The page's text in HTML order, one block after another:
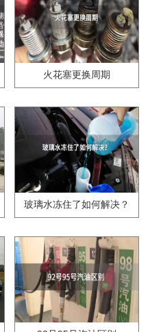
火花塞更换周期
玻璃水冻住了如何解决？